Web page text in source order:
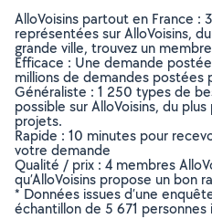
AlloVoisins partout en France :
représentées sur AlloVoisins,
grande ville, trouvez un
Efficace : Une demande
millions de demandes postées
Généraliste : 1 250 types de
possible sur AlloVoisins, du
projets.
Rapide : 10 minutes pour
votre demande
Qualité / prix : 4 membres
qu’AlloVoisins propose un bon
* Données issues d’une
échantillon de 5 671